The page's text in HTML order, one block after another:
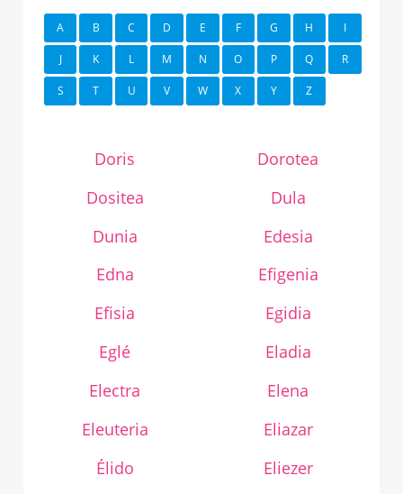
A B C D E F G H I
J K L M N O P Q R
S T U V W X Y Z
Doris
Dorotea
Dositea
Dula
Dunia
Edesia
Edna
Efigenia
Efisia
Egidia
Eglé
Eladia
Electra
Elena
Eleuteria
Eliazar
Élido
Eliezer